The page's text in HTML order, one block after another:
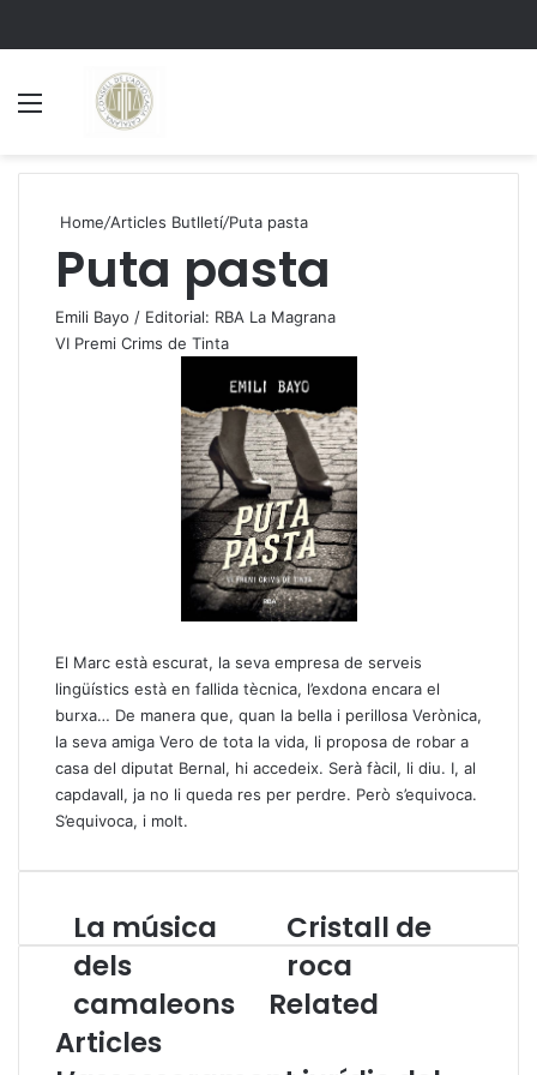
Home/Articles Butlletí/Puta pasta
Puta pasta
Emili Bayo / Editorial: RBA La Magrana
VI Premi Crims de Tinta
El Marc està escurat, la seva empresa de serveis
lingüístics està en fallida tècnica, l’exdona encara el
burxa… De manera que, quan la bella i perillosa Verònica,
la seva amiga Vero de tota la vida, li proposa de robar a
casa del diputat Bernal, hi accedeix. Serà fàcil, li diu. I, al
capdavall, ja no li queda res per perdre. Però s’equivoca.
S’equivoca, i molt.
L
a
m
ú
i
c
La música
dels
camaleons
C
i
a
Cristall de
roca
Related
Articles